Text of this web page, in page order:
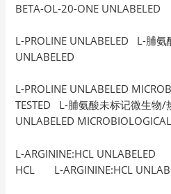
BETA-OL-20-ONE UNLABELED
L-PROLINE UNLABELED L-脯
UNLABELED
L-PROLINE UNLABELED
TESTED L-脯氨酸未标记微生
UNLABELED
L-ARGININE:HCL
HCL L-ARGININE:HCL